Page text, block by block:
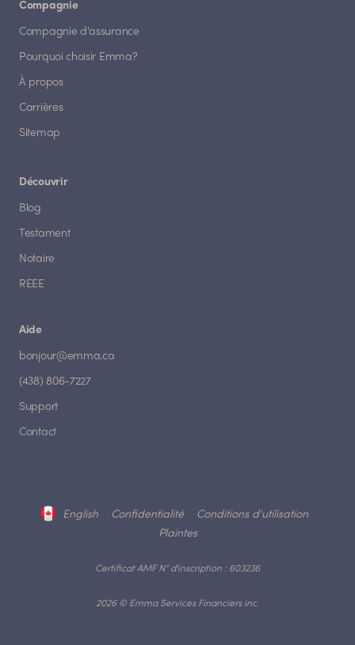
Compagnie
Compagnie d'assurance
Pourquoi choisir Emma?
À propos
Carrières
Sitemap
Découvrir
Blog
Testament
Notaire
REEE
Aide
bonjour@emma.ca
(438) 806-7227
Support
Contact
2026 © Emma Services Financiers inc.
Certificat AMF N° d'inscription : 603236
English Confidentialité
Conditions d'utilisation
Plaintes